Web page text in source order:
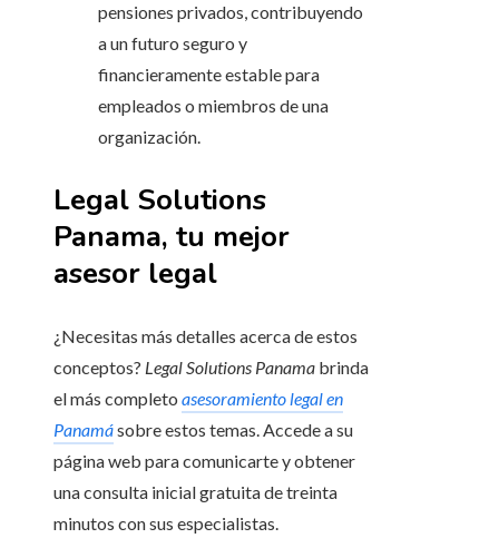
pensiones privados, contribuyendo
a un futuro seguro y
financieramente estable para
empleados o miembros de una
organización.
Legal Solutions
Panama, tu mejor
asesor legal
¿Necesitas más detalles acerca de estos
conceptos? Legal Solutions Panama brinda
el más completo asesoramiento legal en
Panamásobre estos temas. Accede a su
página web para comunicarte y obtener
una consulta inicial gratuita de treinta
minutos con sus especialistas.